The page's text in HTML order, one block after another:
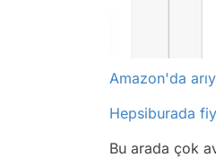
Amazon'da
Hepsiburada
Bu arada çok